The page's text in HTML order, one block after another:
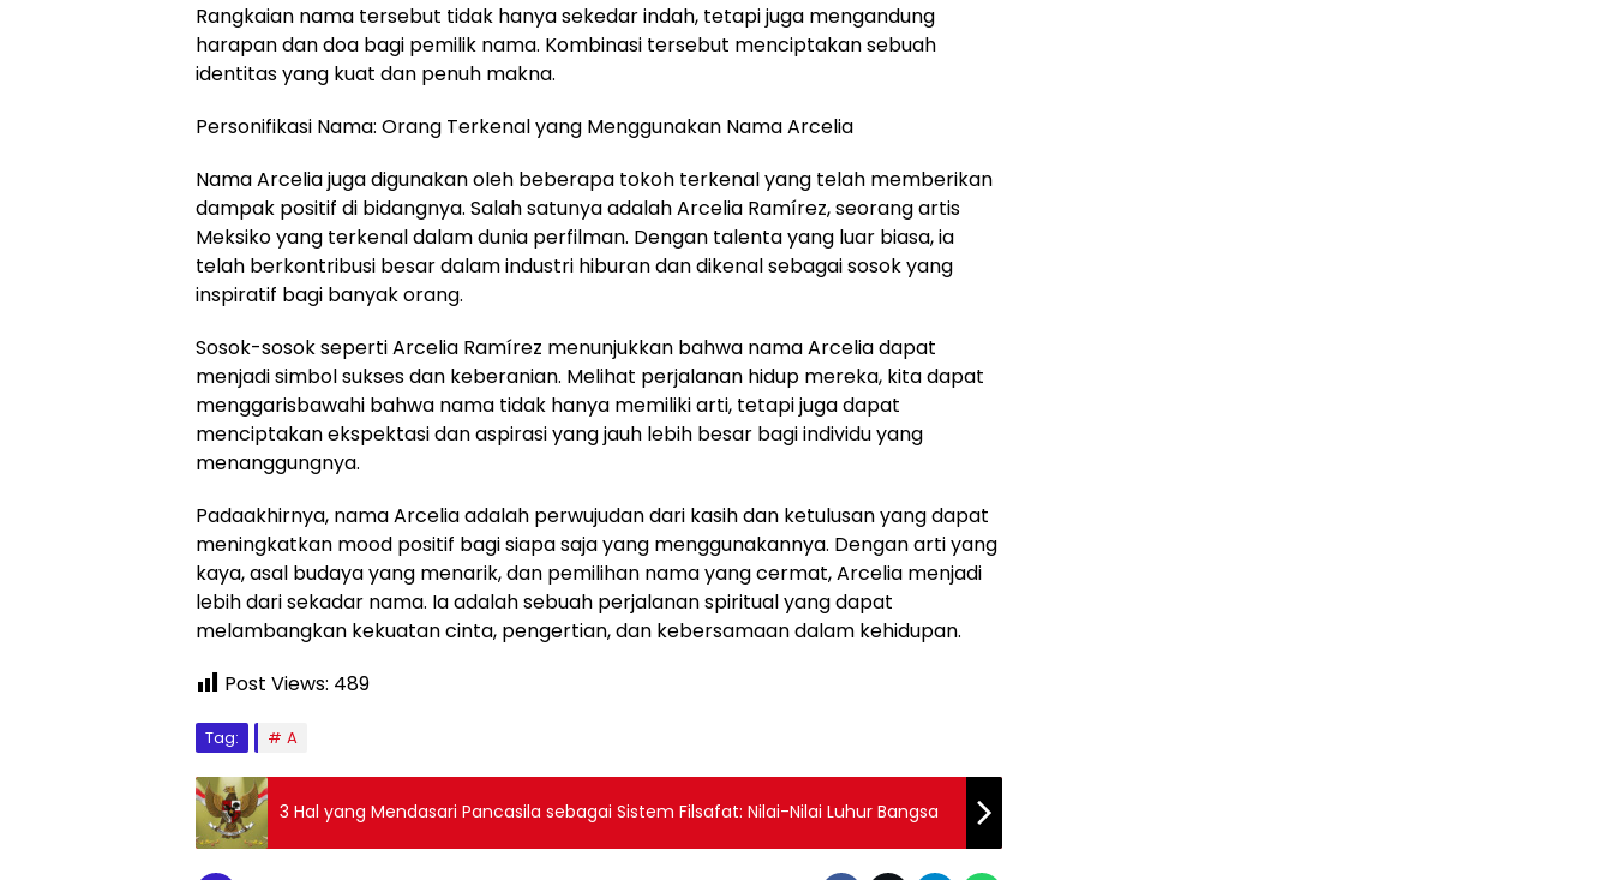
Rangkaian nama tersebut tidak hanya sekedar indah, tetapi juga mengandung
harapan dan doa bagi pemilik nama. Kombinasi tersebut menciptakan sebuah
identitas yang kuat dan penuh makna.
Personifikasi Nama: Orang Terkenal yang Menggunakan Nama Arcelia
Nama Arcelia juga digunakan oleh beberapa tokoh terkenal yang telah memberikan
dampak positif di bidangnya. Salah satunya adalah Arcelia Ramírez, seorang artis
Meksiko yang terkenal dalam dunia perfilman. Dengan talenta yang luar biasa, ia
telah berkontribusi besar dalam industri hiburan dan dikenal sebagai sosok yang
inspiratif bagi banyak orang.
Sosok-sosok seperti Arcelia Ramírez menunjukkan bahwa nama Arcelia dapat
menjadi simbol sukses dan keberanian. Melihat perjalanan hidup mereka, kita dapat
menggarisbawahi bahwa nama tidak hanya memiliki arti, tetapi juga dapat
menciptakan ekspektasi dan aspirasi yang jauh lebih besar bagi individu yang
menanggungnya.
Padaakhirnya, nama Arcelia adalah perwujudan dari kasih dan ketulusan yang dapat
meningkatkan mood positif bagi siapa saja yang menggunakannya. Dengan arti yang
kaya, asal budaya yang menarik, dan pemilihan nama yang cermat, Arcelia menjadi
lebih dari sekadar nama. Ia adalah sebuah perjalanan spiritual yang dapat
melambangkan kekuatan cinta, pengertian, dan kebersamaan dalam kehidupan.
Post Views: 489
Tag: A
3 Hal yang Mendasari Pancasila sebagai Sistem Filsafat: Nilai-Nilai Luhur Bangsa